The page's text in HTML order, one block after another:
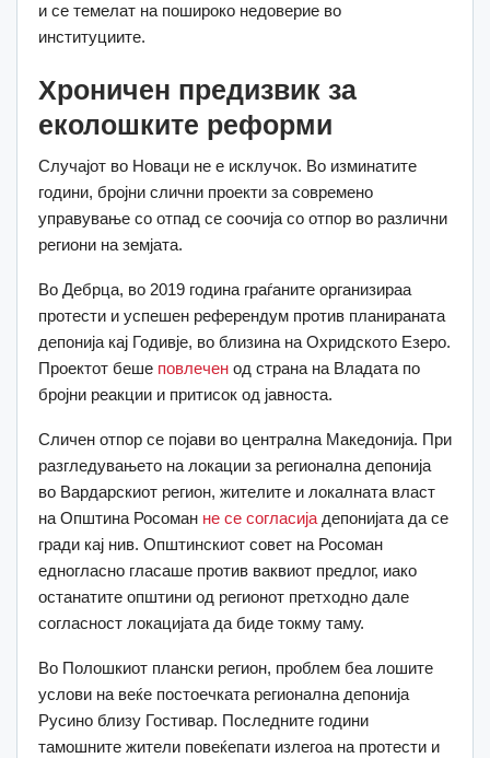
и се темелат на пошироко недоверие во
институциите.
Хроничен предизвик за
еколошките реформи
Случајот во Новаци не е исклучок. Во изминатите
години, бројни слични проекти за современо
управување со отпад се соочија со отпор во различни
региони на земјата.
Во Дебрца, во 2019 година граѓаните организираа
протести и успешен референдум против планираната
депонија кај Годивје, во близина на Охридското Езеро.
Проектот беше повлечен од страна на Владата по
бројни реакции и притисок од јавноста.
Сличен отпор се појави во централна Македонија. При
разгледувањето на локации за регионална депонија
во Вардарскиот регион, жителите и локалната власт
на Општина Росоман не се согласија депонијата да се
гради кај нив. Општинскиот совет на Росоман
едногласно гласаше против ваквиот предлог, иако
останатите општини од регионот претходно дале
согласност локацијата да биде токму таму.
Во Полошкиот плански регион, проблем беа лошите
услови на веќе постоечката регионална депонија
Русино близу Гостивар. Последните години
тамошните жители повеќепати излегоа на протести и